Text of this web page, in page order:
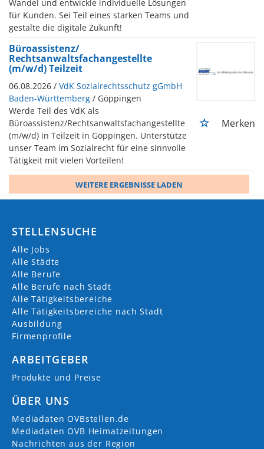
Wandel und entwickle individuelle Lösungen
für Kunden. Sei Teil eines starken Teams und
gestalte die digitale Zukunft!
Büroassistenz/
Rechtsanwaltsfachangestellte
(m/w/d) Teilzeit
06.08.2026 / VdK Sozialrechtsschutz gGmbH
Baden-Württemberg / Göppingen
Werde Teil des VdK als
Büroassistenz/Rechtsanwaltsfachangestellte
(m/w/d) in Teilzeit in Göppingen. Unterstütze
unser Team im Sozialrecht für eine sinnvolle
Tätigkeit mit vielen Vorteilen!
Merken
WEITERE ERGEBNISSE LADEN
STELLENSUCHE
Alle Jobs
Alle Städte
Alle Berufe
Alle Berufe nach Stadt
Alle Tätigkeitsbereiche
Alle Tätigkeitsbereiche nach Stadt
Ausbildung
Firmenprofile
ARBEITGEBER
Produkte und Preise
ÜBER UNS
Mediadaten OVBstellen.de
Mediadaten OVB Heimatzeitungen
Nachrichten aus der Region